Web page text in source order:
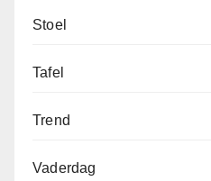
Stoel
Tafel
Trend
Vaderdag